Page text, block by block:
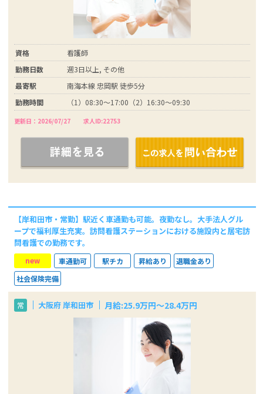
資格
看護師
勤務日数
週3日以上, その他
最寄駅
南海本線 忠岡駅 徒歩5分
勤務時間
（1）08:30～17:00（2）16:30～09:30
更新日：2026/07/27 求人ID:22753
【岸和田市・常勤】駅近く車通勤も可能。夜勤なし。大手法人グル
ープで福利厚生充実。訪問看護ステーションにおける施設内と居宅訪
問看護での勤務です。
new 車通勤可 駅チカ 昇給あり
退職金あり
社会保険完備
常 大阪府 岸和田市 月給:25.9万円～28.4万円